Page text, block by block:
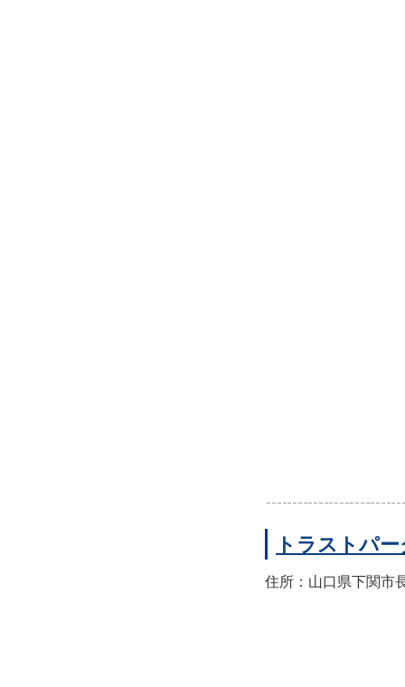
トラストパ
住所：山口県下関市